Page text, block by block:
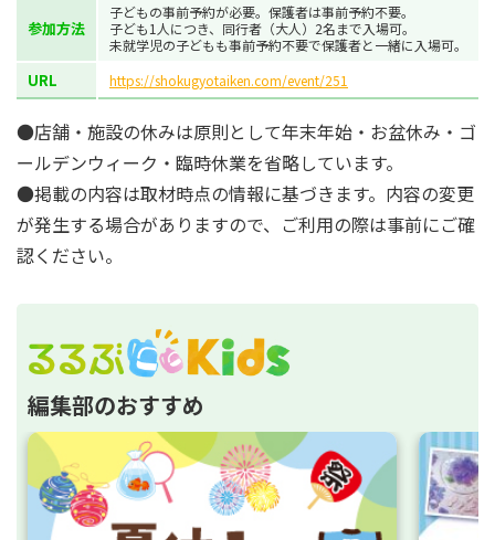
参加方法
子どもの事前予約が必要。保護者は事前予約不要。
子ども1人につき、同行者（大人）2名まで入場可。
未就学児の子どもも事前予約不要で保護者と一緒に入場可。
URL https://shokugyotaiken.com/event/251
●店舗・施設の休みは原則として年末年始・お盆休み・ゴ
ールデンウィーク・臨時休業を省略しています。
●掲載の内容は取材時点の情報に基づきます。内容の変更
が発生する場合がありますので、ご利用の際は事前にご確
認ください。
編集部のおすすめ